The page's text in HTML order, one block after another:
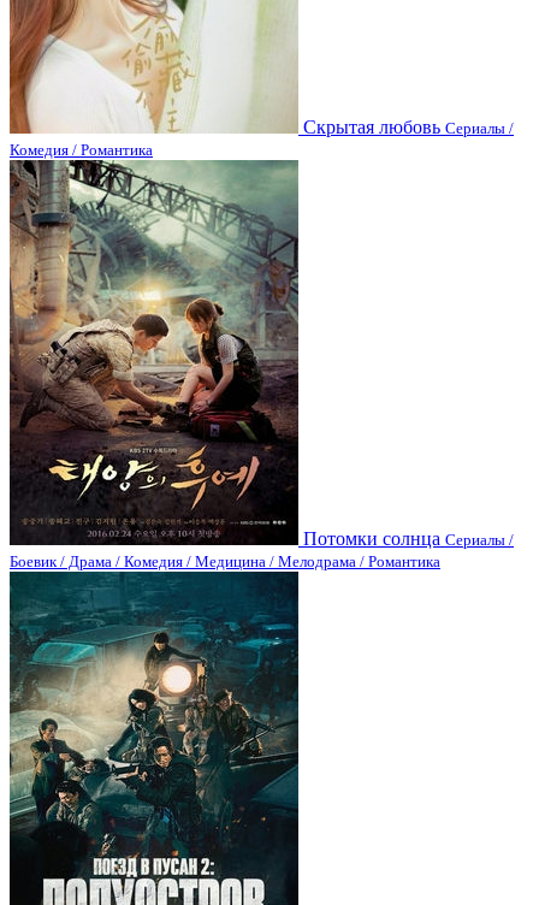
Скрытая любовь Сериалы /
Комедия / Романтика
Потомки солнца Сериалы /
Боевик / Драма / Комедия / Медицина / Мелодрама / Романтика